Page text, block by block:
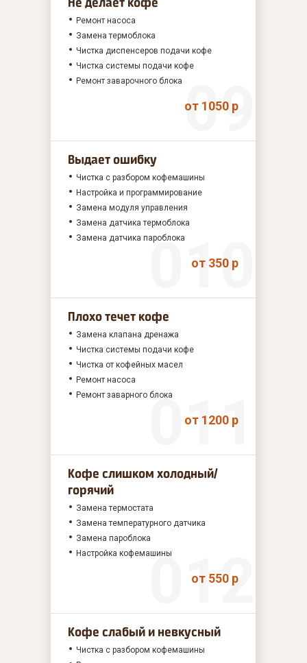
Ремонт насоса
Замена термоблока
Чистка диспенсеров подачи кофе
Чистка системы подачи кофе
Ремонт заварочного блока
от 1050 р
Выдает ошибку
Чистка с разбором кофемашины
Настройка и программирование
Замена модуля управления
Замена датчика термоблока
Замена датчика пароблока
от 350 р
Плохо течет кофе
Замена клапана дренажа
Чистка системы подачи кофе
Чистка от кофейных масел
Ремонт насоса
Ремонт заварного блока
от 1200 р
Кофе слишком холодный/
горячий
Замена термостата
Замена температурного датчика
Замена пароблока
Настройка кофемашины
от 550 р
Кофе слабый и невкусный
Чистка с разбором кофемашины